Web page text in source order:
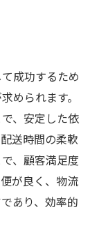
成功するため
められます。
、安定した依
送時間の柔軟
、顧客満足度
が良く、物流
あり、効率的